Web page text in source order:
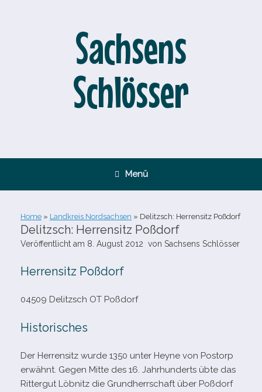
Sachsens
Schlösser
Menü
Home » Landkreis Nordsachsen » Delitzsch: Herrensitz Poßdorf
Delitzsch: Herrensitz Poßdorf
Veröffentlicht am 8. August 2012 von Sachsens Schlösser
Herrensitz Poßdorf
04509 Delitzsch OT Poßdorf
Historisches
Der Herrensitz wurde 1350 unter Heyne von Postorp
erwähnt. Gegen Mitte des 16. Jahrhunderts übte das
Rittergut Löbnitz die Grundherrschaft über Poßdorf